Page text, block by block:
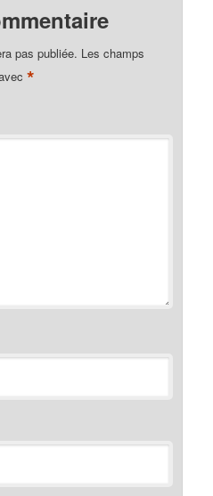
pas publiée. Les champs
*